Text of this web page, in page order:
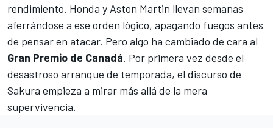
rendimiento. Honda y Aston Martin llevan semanas
aferrándose a ese orden lógico, apagando fuegos antes
de pensar en atacar. Pero algo ha cambiado de cara al
Gran Premio de Canadá. Por primera vez desde el
desastroso arranque de temporada, el discurso de
Sakura empieza a mirar más allá de la mera
supervivencia.